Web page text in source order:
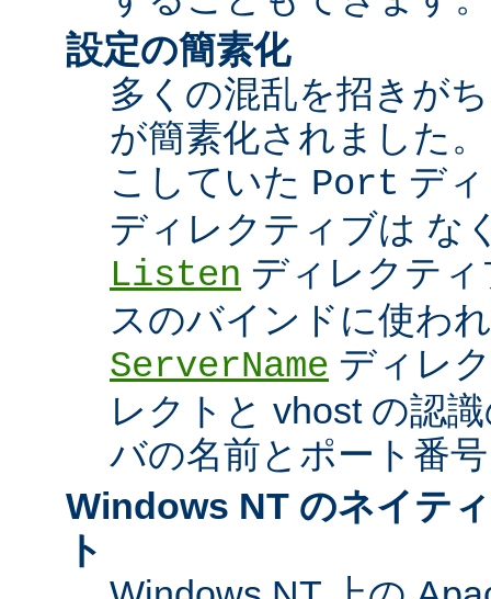
設定の簡素化
多くの混乱を招きが
が簡素化されました
こしていた Port デ
ディレクティブは な
Listen ディレクテ
スのバインドに使わ
ServerName ディレ
レクトと vhost の認
バの名前とポート番
Windows NT のネイテ
ト